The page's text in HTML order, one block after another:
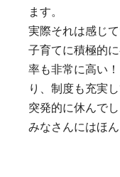
ます。
実際それは感じ
子育てに積極的
率も非常に高い
り、制度も充実し
突発的に休んで
みなさんにはほん